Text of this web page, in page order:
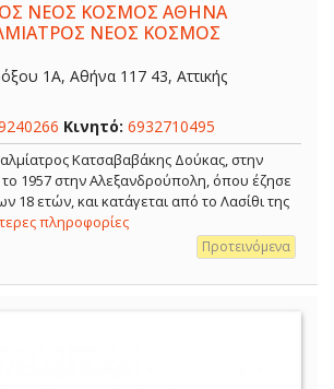
ΝΕΟΣ ΚΟΣΜΟΣ ΑΘΗΝΑ
ΝΕΟΣ ΚΟΣΜΟΣ
1Α, Αθήνα 117 43, Αττικής
Κινητό: 6932710495
Κατσαβαβάκης Δούκας, στην
1957 στην Αλεξανδρούπολη, όπου έζησε
18 ετών, και κατάγεται από το Λασίθι της
πληροφορίες
Προτεινόμενα